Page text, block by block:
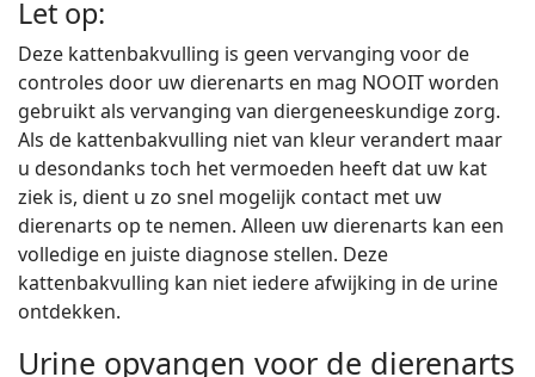
Let op:
Deze kattenbakvulling is geen vervanging voor de
controles door uw dierenarts en mag NOOIT worden
gebruikt als vervanging van diergeneeskundige zorg.
Als de kattenbakvulling niet van kleur verandert maar
u desondanks toch het vermoeden heeft dat uw kat
ziek is, dient u zo snel mogelijk contact met uw
dierenarts op te nemen. Alleen uw dierenarts kan een
volledige en juiste diagnose stellen. Deze
kattenbakvulling kan niet iedere afwijking in de urine
ontdekken.
Urine opvangen voor de dierenarts